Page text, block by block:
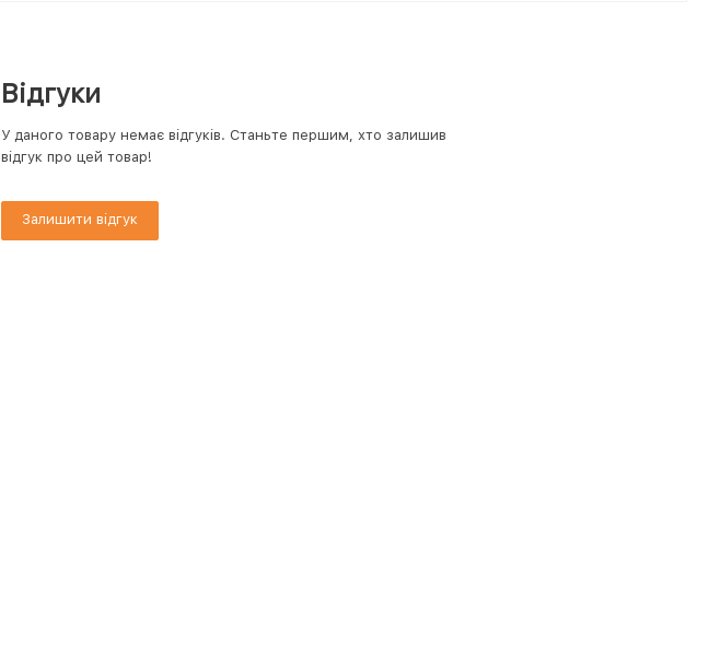
Відгуки
У даного товару немає відгуків. Станьте першим, хто залишив
відгук про цей товар!
Залишити відгук